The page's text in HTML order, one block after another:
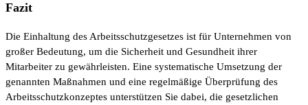
Fazit
Die Einhaltung des Arbeitsschutzgesetzes ist für Unternehmen von
großer Bedeutung, um die Sicherheit und Gesundheit ihrer
Mitarbeiter zu gewährleisten. Eine systematische Umsetzung der
genannten Maßnahmen und eine regelmäßige Überprüfung des
Arbeitsschutzkonzeptes unterstützen Sie dabei, die gesetzlichen